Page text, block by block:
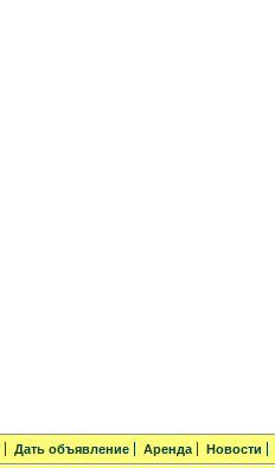
Дать объявление Аренда Новости